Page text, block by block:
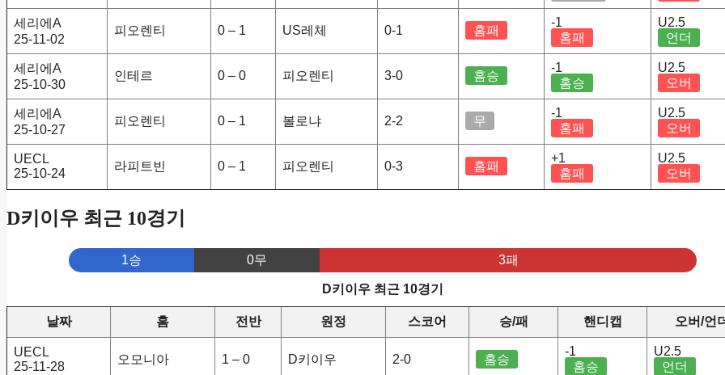
세리에A
25-11-02
피오렌티 0 – 1 US레체 0-1 홈패
-1
홈패
U2.5
언더
세리에A
25-10-30
인테르 0 – 0 피오렌티 3-0 홈승
-1
홈승
U2.5
오버
세리에A
25-10-27
피오렌티 0 – 1 볼로냐 2-2 무
-1
홈패
U2.5
오버
UECL
25-10-24
라피트빈 0 – 1 피오렌티 0-3 홈패
+1
홈패
U2.5
오버
D키이우 최근 10경기
1승 0무 3패
D키이우 최근 10경기
날짜 홈 전반 원정 스코어 승/패 핸디캡 오버/언
UECL
25-11-28
오모니아 1 – 0 D키이우 2-0 홈승
-1
홈승
U2.5
언더